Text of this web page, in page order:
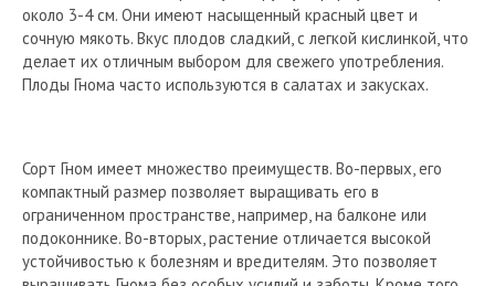
около 3-4 см. Они имеют насыщенный красный цвет и
сочную мякоть. Вкус плодов сладкий, с легкой кислинкой, что
делает их отличным выбором для свежего употребления.
Плоды Гнома часто используются в салатах и закусках.
Сорт Гном имеет множество преимуществ. Во-первых, его
компактный размер позволяет выращивать его в
ограниченном пространстве, например, на балконе или
подоконнике. Во-вторых, растение отличается высокой
устойчивостью к болезням и вредителям. Это позволяет